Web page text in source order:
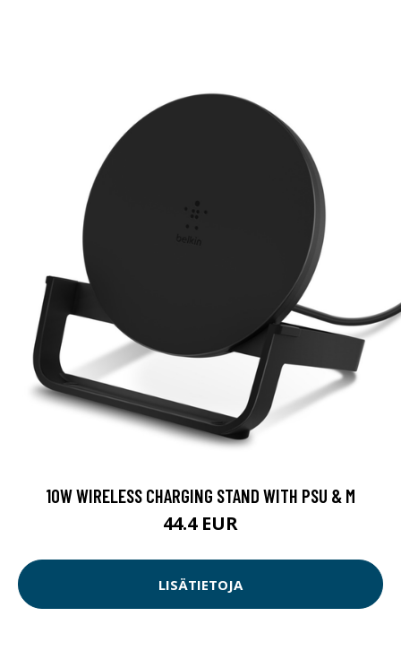
10W WIRELESS CHARGING STAND WITH PSU & M
44.4 EUR
LISÄTIETOJA